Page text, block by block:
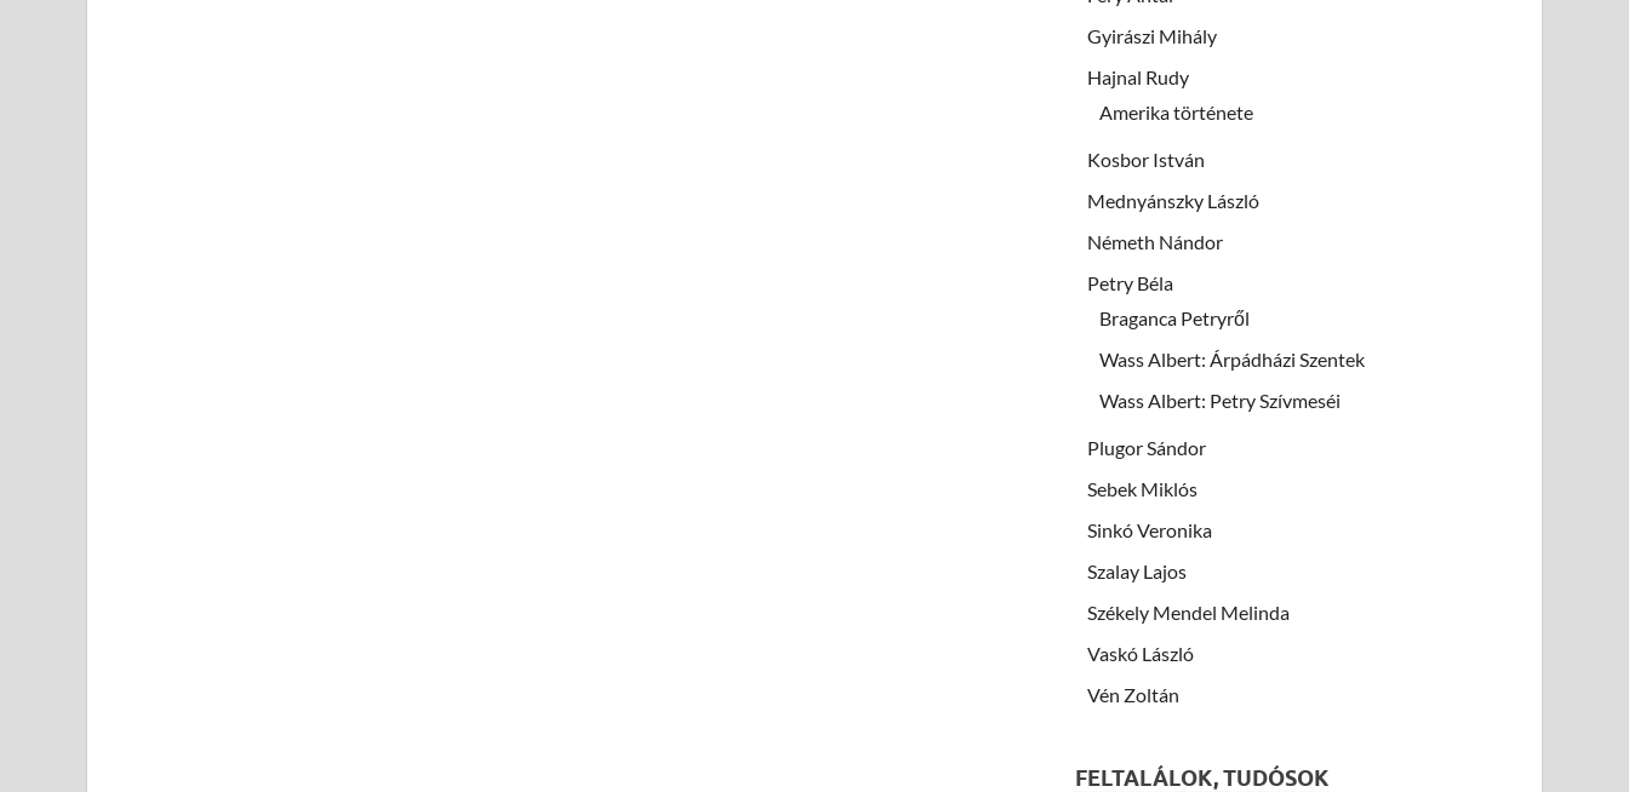
Gyirászi Mihály
Hajnal Rudy
Amerika története
Kosbor István
Mednyánszky László
Németh Nándor
Petry Béla
Braganca Petryről
Wass Albert: Árpádházi Szentek
Wass Albert: Petry Szívmeséi
Plugor Sándor
Sebek Miklós
Sinkó Veronika
Szalay Lajos
Székely Mendel Melinda
Vaskó László
Vén Zoltán
FELTALÁLOK, TUDÓSOK